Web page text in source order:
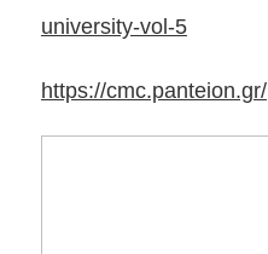
university-vol-5
https://cmc.panteion.gr/